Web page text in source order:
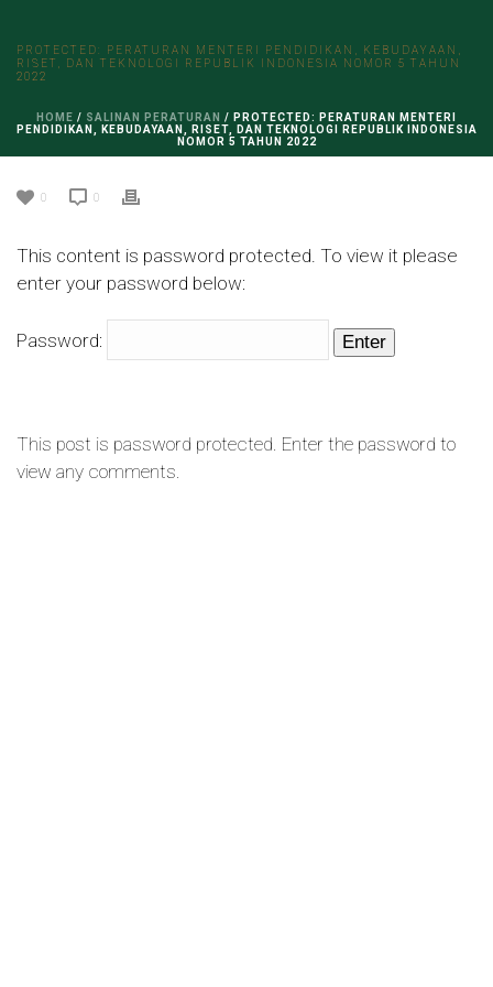
PROTECTED: PERATURAN MENTERI PENDIDIKAN, KEBUDAYAAN,
RISET, DAN TEKNOLOGI REPUBLIK INDONESIA NOMOR 5 TAHUN
2022
HOME / SALINAN PERATURAN / PROTECTED: PERATURAN MENTERI
PENDIDIKAN, KEBUDAYAAN, RISET, DAN TEKNOLOGI REPUBLIK INDONESIA
NOMOR 5 TAHUN 2022
0 0
This content is password protected. To view it please
enter your password below:
Password:
This post is password protected. Enter the password to
view any comments.